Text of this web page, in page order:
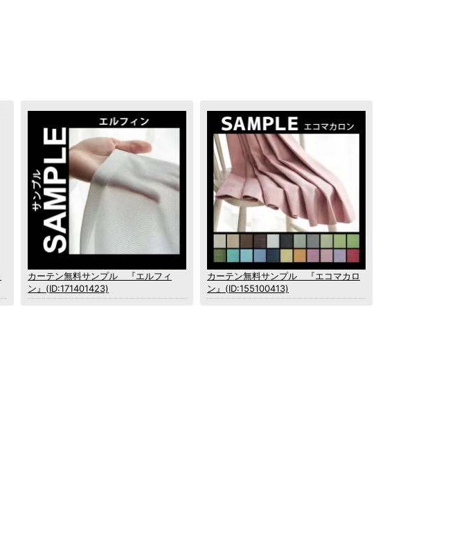
カーテン無料サンプル 『エルフィ
ン』(ID:171401423)
カーテン無料サンプル 『エコマカロ
ン』(ID:155100413)